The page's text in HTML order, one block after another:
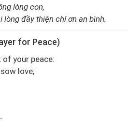
lòng con,
lòng đầy thiện chí ơn an bình.
for Peace)
your peace:
love;